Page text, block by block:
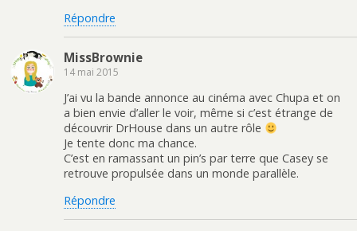
Répondre
MissBrownie
14 mai 2015
J’ai vu la bande annonce au cinéma avec Chupa et on
a bien envie d’aller le voir, même si c’est étrange de
découvrir DrHouse dans un autre rôle
Je tente donc ma chance.
C’est en ramassant un pin’s par terre que Casey se
retrouve propulsée dans un monde parallèle.
Répondre